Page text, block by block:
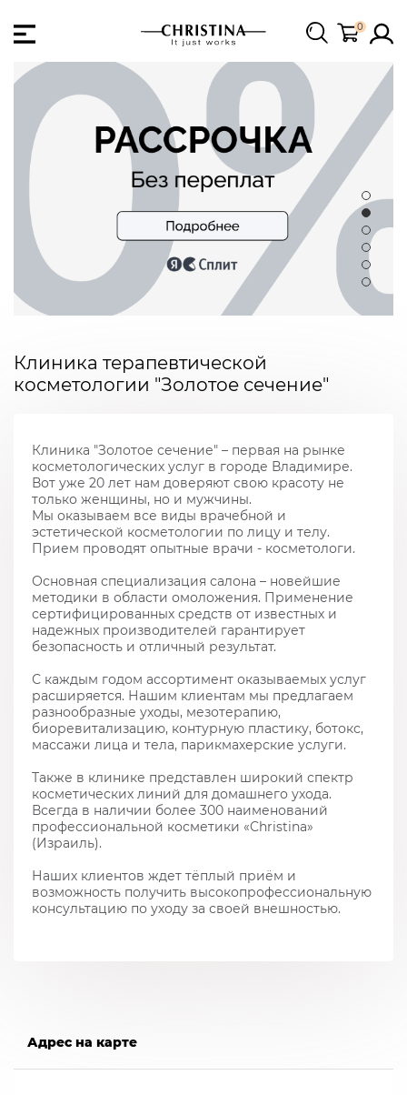
0
Клиника терапевтической
косметологии "Золотое сечение"
Клиника "Золотое сечение" – первая на рынке
косметологических услуг в городе Владимире.
Вот уже 20 лет нам доверяют свою красоту не
только женщины, но и мужчины.
Мы оказываем все виды врачебной и
эстетической косметологии по лицу и телу.
Прием проводят опытные врачи - косметологи.
Основная специализация салона – новейшие
методики в области омоложения. Применение
сертифицированных средств от известных и
надежных производителей гарантирует
безопасность и отличный результат.
С каждым годом ассортимент оказываемых услуг
расширяется. Нашим клиентам мы предлагаем
разнообразные уходы, мезотерапию,
биоревитализацию, контурную пластику, ботокс,
массажи лица и тела, парикмахерские услуги.
Также в клинике представлен широкий спектр
косметических линий для домашнего ухода.
Всегда в наличии более 300 наименований
профессиональной косметики «Christina»
(Израиль).
Наших клиентов ждет тёплый приём и
возможность получить высокопрофессиональную
консультацию по уходу за своей внешностью.
Адрес на карте